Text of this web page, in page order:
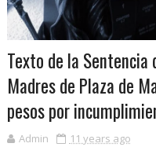
Texto de la Sentencia
Madres de Plaza de
pesos por
Admin
11 years ago